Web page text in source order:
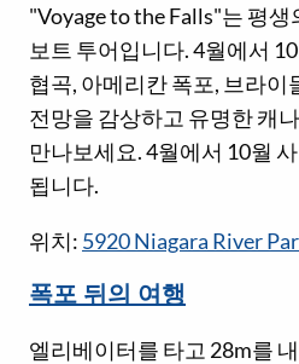
"Voyage to the Falls"는 평
보트 투어입니다. 4월에서
협곡, 아메리칸 폭포, 브라이
전망을 감상하고 유명한 캐
만나보세요. 4월에서 10월
됩니다.
위치: 5920 Niagara River
폭포 뒤의 여행
엘리베이터를 타고 28m를